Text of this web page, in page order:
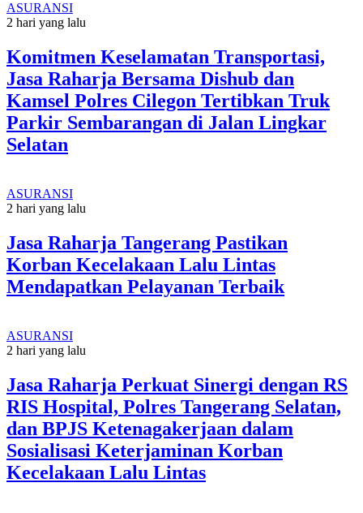
ASURANSI
2 hari yang lalu
Komitmen Keselamatan Transportasi,
Jasa Raharja Bersama Dishub dan
Kamsel Polres Cilegon Tertibkan Truk
Parkir Sembarangan di Jalan Lingkar
Selatan
ASURANSI
2 hari yang lalu
Jasa Raharja Tangerang Pastikan
Korban Kecelakaan Lalu Lintas
Mendapatkan Pelayanan Terbaik
ASURANSI
2 hari yang lalu
Jasa Raharja Perkuat Sinergi dengan RS
RIS Hospital, Polres Tangerang Selatan,
dan BPJS Ketenagakerjaan dalam
Sosialisasi Keterjaminan Korban
Kecelakaan Lalu Lintas